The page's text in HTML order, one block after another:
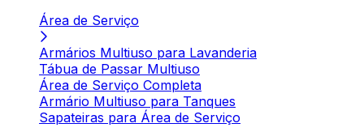
Área de Serviço
Armários Multiuso para Lavanderia
Tábua de Passar Multiuso
Área de Serviço Completa
Armário Multiuso para Tanques
Sapateiras para Área de Serviço